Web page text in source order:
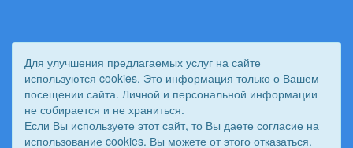
Для улучшения предлагаемых услуг на сайте
используются cookies. Это информация только о Вашем
посещении сайта. Личной и персональной информации
не собирается и не храниться.
Если Вы используете этот сайт, то Вы даете согласие на
использование cookies. Вы можете от этого отказаться.